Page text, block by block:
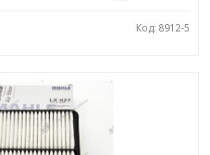
Код: 8912-5